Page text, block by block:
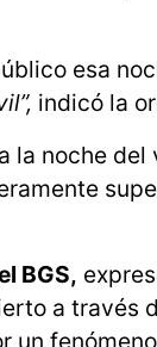
esa
indicó la
noche del
BGS,
a través